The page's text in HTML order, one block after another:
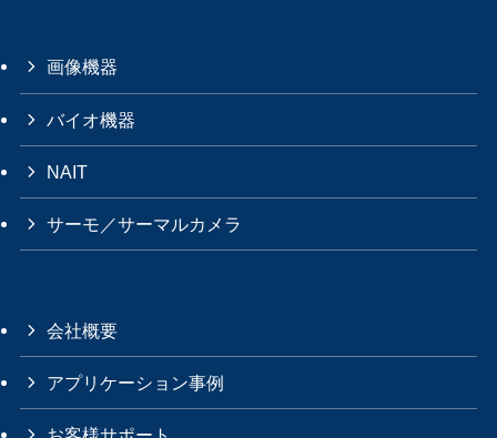
画像機器
バイオ機器
NAIT
サーモ／サーマルカメラ
会社概要
アプリケーション事例